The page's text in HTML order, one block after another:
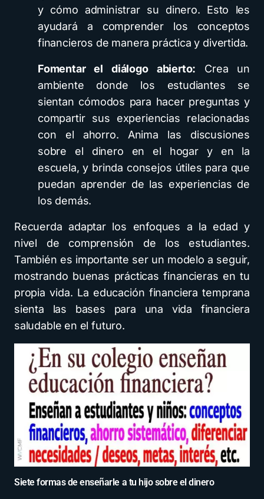
y cómo administrar su dinero. Esto les
ayudará a comprender los conceptos
financieros de manera práctica y divertida.
Fomentar el diálogo abierto: Crea un
ambiente donde los estudiantes se
sientan cómodos para hacer preguntas y
compartir sus experiencias relacionadas
con el ahorro. Anima las discusiones
sobre el dinero en el hogar y en la
escuela, y brinda consejos útiles para que
puedan aprender de las experiencias de
los demás.
Recuerda adaptar los enfoques a la edad y
nivel de comprensión de los estudiantes.
También es importante ser un modelo a seguir,
mostrando buenas prácticas financieras en tu
propia vida. La educación financiera temprana
sienta las bases para una vida financiera
saludable en el futuro.
Siete formas de enseñarle a tu hijo sobre el dinero